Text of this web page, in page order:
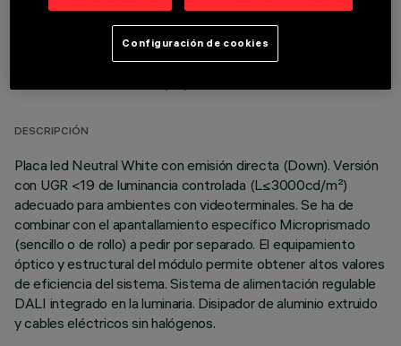
DATOS TÉCNICOS
DESCRIPCIÓN
Placa led Neutral White con emisión directa (Down). Versión
con UGR <19 de luminancia controlada (L≤3000cd/m²)
adecuado para ambientes con videoterminales. Se ha de
combinar con el apantallamiento específico Microprismado
(sencillo o de rollo) a pedir por separado. El equipamiento
óptico y estructural del módulo permite obtener altos valores
de eficiencia del sistema. Sistema de alimentación regulable
DALI integrado en la luminaria. Disipador de aluminio extruido
y cables eléctricos sin halógenos.
Configuración de cookies